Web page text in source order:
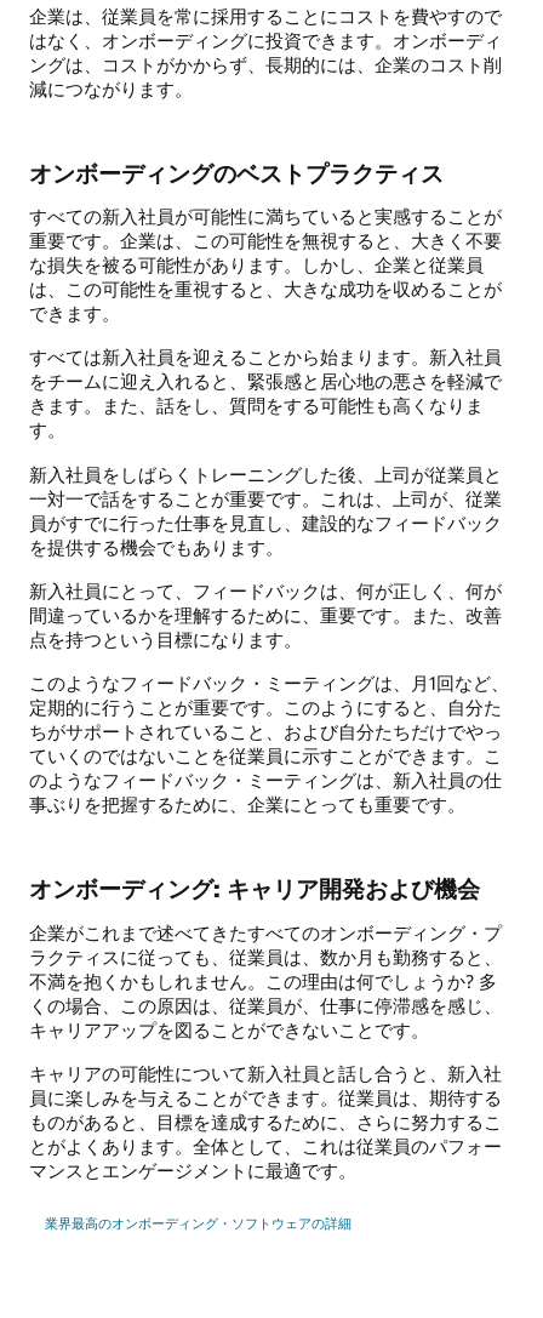
企業は、従業員を常に採用することにコストを費やすので
はなく、オンボーディングに投資できます。オンボーディ
ングは、コストがかからず、長期的には、企業のコスト削
減につながります。
オンボーディングのベストプラクティス
すべての新入社員が可能性に満ちていると実感することが
重要です。企業は、この可能性を無視すると、大きく不要
な損失を被る可能性があります。しかし、企業と従業員
は、この可能性を重視すると、大きな成功を収めることが
できます。
すべては新入社員を迎えることから始まります。新入社員
をチームに迎え入れると、緊張感と居心地の悪さを軽減で
きます。また、話をし、質問をする可能性も高くなりま
す。
新入社員をしばらくトレーニングした後、上司が従業員と
一対一で話をすることが重要です。これは、上司が、従業
員がすでに行った仕事を見直し、建設的なフィードバック
を提供する機会でもあります。
新入社員にとって、フィードバックは、何が正しく、何が
間違っているかを理解するために、重要です。また、改善
点を持つという目標になります。
このようなフィードバック・ミーティングは、月1回など、
定期的に行うことが重要です。このようにすると、自分た
ちがサポートされていること、および自分たちだけでやっ
ていくのではないことを従業員に示すことができます。こ
のようなフィードバック・ミーティングは、新入社員の仕
事ぶりを把握するために、企業にとっても重要です。
オンボーディング: キャリア開発および機会
企業がこれまで述べてきたすべてのオンボーディング・プ
ラクティスに従っても、従業員は、数か月も勤務すると、
不満を抱くかもしれません。この理由は何でしょうか? 多
くの場合、この原因は、従業員が、仕事に停滞感を感じ、
キャリアアップを図ることができないことです。
キャリアの可能性について新入社員と話し合うと、新入社
員に楽しみを与えることができます。従業員は、期待する
ものがあると、目標を達成するために、さらに努力するこ
とがよくあります。全体として、これは従業員のパフォー
マンスとエンゲージメントに最適です。
業界最高のオンボーディング・ソフトウェアの詳細